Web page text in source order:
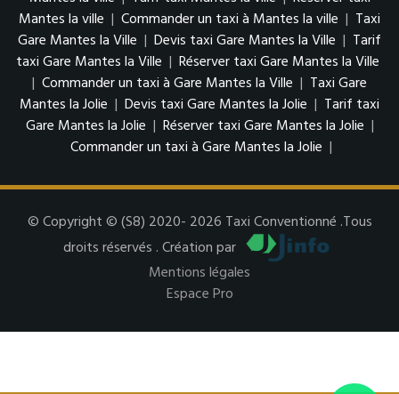
Mantes la ville | Commander un taxi à Mantes la ville | Taxi
Gare Mantes la Ville | Devis taxi Gare Mantes la Ville | Tarif
taxi Gare Mantes la Ville | Réserver taxi Gare Mantes la Ville
| Commander un taxi à Gare Mantes la Ville | Taxi Gare
Mantes la Jolie | Devis taxi Gare Mantes la Jolie | Tarif taxi
Gare Mantes la Jolie | Réserver taxi Gare Mantes la Jolie |
Commander un taxi à Gare Mantes la Jolie |
© Copyright © (S8) 2020- 2026 Taxi Conventionné .Tous
droits réservés . Création par
Mentions légales
Espace Pro